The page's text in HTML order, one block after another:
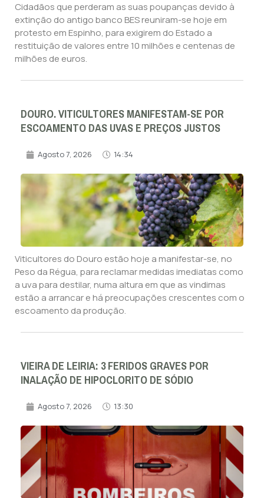
Cidadãos que perderam as suas poupanças devido à
extinção do antigo banco BES reuniram-se hoje em
protesto em Espinho, para exigirem do Estado a
restituição de valores entre 10 milhões e centenas de
milhões de euros.
DOURO. VITICULTORES MANIFESTAM-SE POR
ESCOAMENTO DAS UVAS E PREÇOS JUSTOS
Agosto 7, 2026 14:34
Viticultores do Douro estão hoje a manifestar-se, no
Peso da Régua, para reclamar medidas imediatas como
a uva para destilar, numa altura em que as vindimas
estão a arrancar e há preocupações crescentes com o
escoamento da produção.
VIEIRA DE LEIRIA: 3 FERIDOS GRAVES POR
INALAÇÃO DE HIPOCLORITO DE SÓDIO
Agosto 7, 2026 13:30